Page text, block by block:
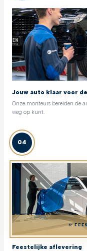
Jouw auto klaar voor
Onze monteurs bereiden de
weg op kunt.
04
✨
Feestelijke aflevering